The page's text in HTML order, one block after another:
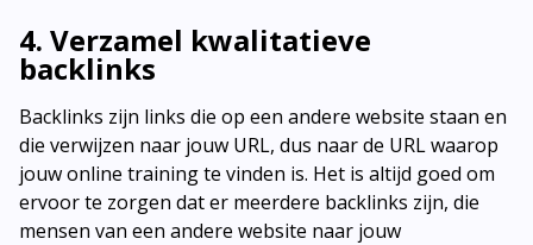
4. Verzamel kwalitatieve
backlinks
Backlinks zijn links die op een andere website staan en
die verwijzen naar jouw URL, dus naar de URL waarop
jouw online training te vinden is. Het is altijd goed om
ervoor te zorgen dat er meerdere backlinks zijn, die
mensen van een andere website naar jouw